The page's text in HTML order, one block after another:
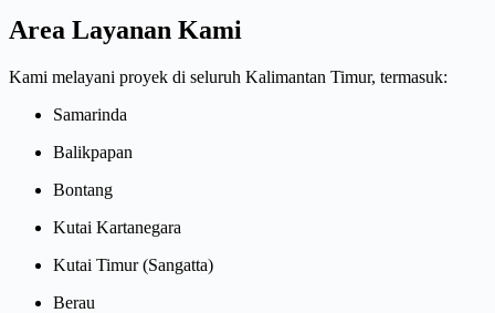
Area Layanan Kami
Kami melayani proyek di seluruh Kalimantan Timur, termasuk:
Samarinda
Balikpapan
Bontang
Kutai Kartanegara
Kutai Timur (Sangatta)
Berau